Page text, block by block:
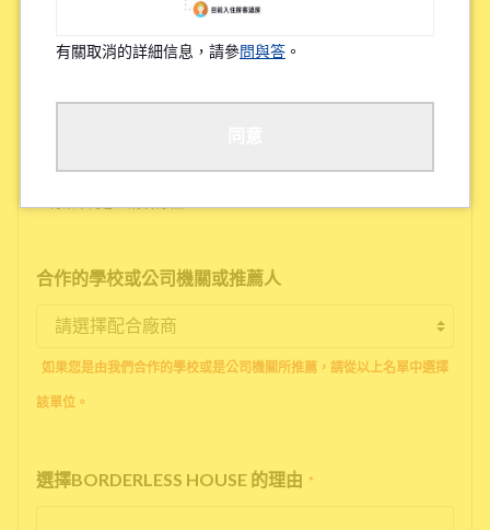
合作的學校或公司機關或推薦人
如果您是由我們合作的學校或是公司機關所推薦，請從以上名單中選擇
該單位。
選擇BORDERLESS HOUSE 的理由 *
有關取消的詳細信息，請參問與答 。